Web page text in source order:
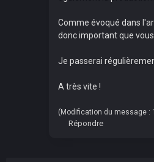
Comme évoqué dans
donc important que
Je passerai
A très vite !
(Modification du message :
Répondre